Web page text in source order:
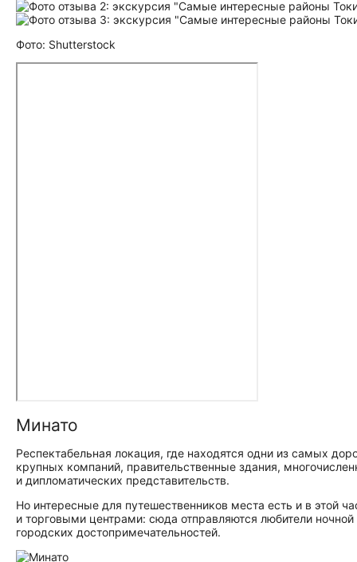
Фото: Shutterstock
Минато
Респектабельная локация, где находятся одни из самых
крупных компаний, правительственные здания,
и дипломатических представительств.
Но интересные для путешественников места есть и в этой
и торговыми центрами: сюда отправляются любители
городских до­сто­при­ме­ча­тель­но­стей.